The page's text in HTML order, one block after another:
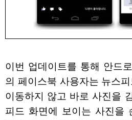
이번 업데이트를 통해 안드
의 페이스북 사용자는 뉴스
이동하지 않고 바로 사진을
피드 화면에 보이는 사진을